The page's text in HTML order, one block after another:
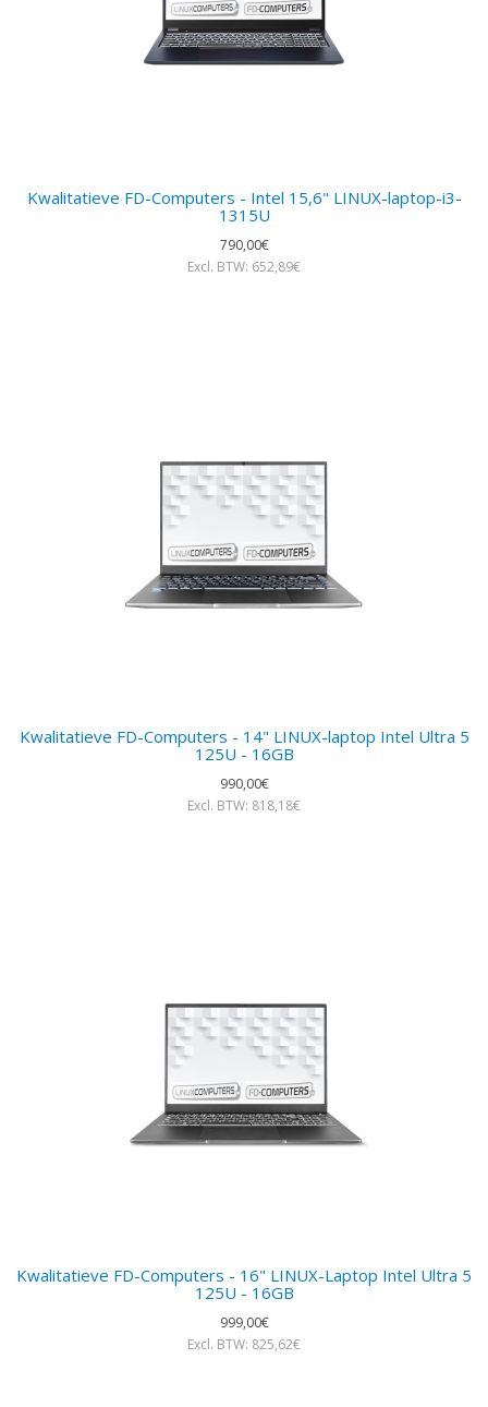
Kwalitatieve FD-Computers - Intel 15,6" LINUX-laptop-i3-
1315U
790,00€
Excl. BTW: 652,89€
Kwalitatieve FD-Computers - 14" LINUX-laptop Intel Ultra 5
125U - 16GB
990,00€
Excl. BTW: 818,18€
Kwalitatieve FD-Computers - 16" LINUX-Laptop Intel Ultra 5
125U - 16GB
999,00€
Excl. BTW: 825,62€